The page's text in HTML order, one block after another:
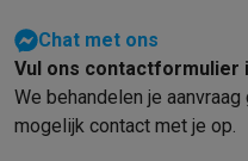
Chat met ons
Vul ons contactformulier
We behandelen je
mogelijk contact met je op.